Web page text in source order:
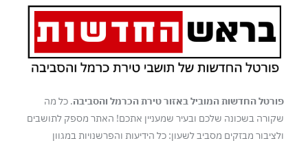
פורטל החדשות המוביל באזור טירת הכרמל והסביבה. כל מה
שקורה בשכונה שלכם ובעיר שמעניין אתכם! האתר מספק לתושבים
ולציבור מבזקים מסביב לשעון: כל הידיעות והפרשנויות במגוון